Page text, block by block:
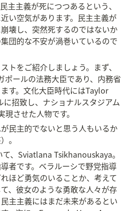
主主義が死につつあるという、
い空気があります。民主主義が
壊し、突然死するのではないか
団的な不安が渦巻いているので
トをご紹介しましょう。まず、
ポールの法務大臣であり、内務省
す。文化大臣時代にはTaylor
招致し、ナショナルスタジアム
させた人物です。
民主的でないと思う人もいるか
。
て、Sviatlana Tsikhanouskaya。
者です。ベラルーシで野党指導
ほど勇気のいることか、考えて
、彼女のような勇敢な人々が存
主主義にはまだ未来があるとい